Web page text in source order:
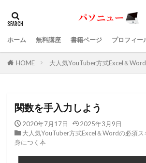
ホーム 無料講座 書籍ページ プロフィー
HOME 大人気YouTuber方式Excel＆
関数を手入力しよう
2020年7月17日
2025年3月9日
大人気YouTuber方式Excel＆Wordの必須
身につく本